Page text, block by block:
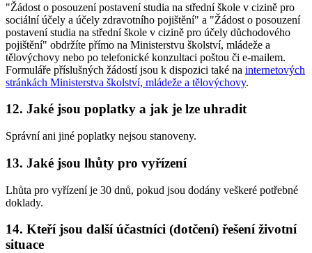
"Žádost o posouzení postavení studia na střední škole v cizině pro
sociální účely a účely zdravotního pojištění" a "Žádost o posouzení
postavení studia na střední škole v cizině pro účely důchodového
pojištění" obdržíte přímo na Ministerstvu školství, mládeže a
tělovýchovy nebo po telefonické konzultaci poštou či e-mailem.
Formuláře příslušných žádostí jsou k dispozici také na internetových
stránkách Ministerstva školství, mládeže a tělovýchovy.
12. Jaké jsou poplatky a jak je lze uhradit
Správní ani jiné poplatky nejsou stanoveny.
13. Jaké jsou lhůty pro vyřízení
Lhůta pro vyřízení je 30 dnů, pokud jsou dodány veškeré potřebné
doklady.
14. Kteří jsou další účastníci (dotčení) řešení životní
situace